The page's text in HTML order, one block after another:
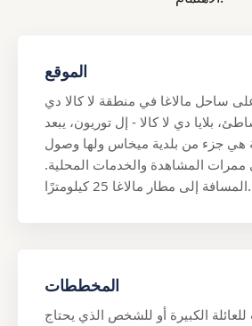
الموقع
على ساحل مالاغا في منطقة لا كالا دي
بلايا دي لا كالا - إل توريون، يبعد
هي جزء من بلدية ميخاس ولها وصول
ممرات المشاهدة والخدمات المحلية.
المسافة إلى مطار مالاغا 25 كيلومترًا.
المخططات
الكبيرة أو للشخص الذي يحتاج